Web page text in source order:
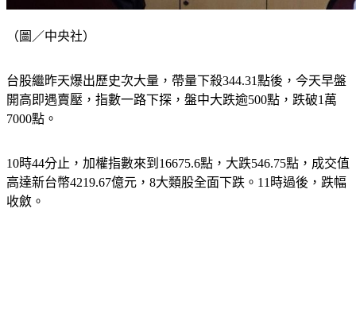
（圖／中央社）
台股繼昨天爆出歷史次大量，帶量下殺344.31點後，今天早盤
開高即遇賣壓，指數一路下探，盤中大跌逾500點，跌破1萬
7000點。
10時44分止，加權指數來到16675.6點，大跌546.75點，成交值
高達新台幣4219.67億元，8大類股全面下跌。11時過後，跌幅
收斂。